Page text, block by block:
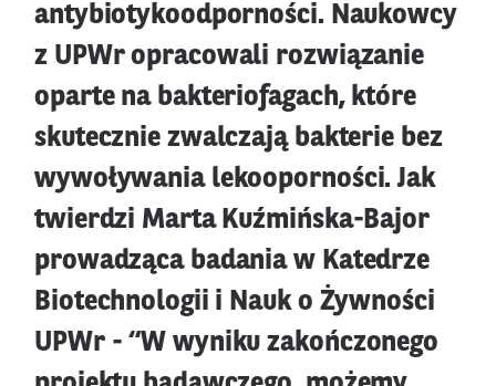
antybiotykoodporności. Naukowcy
z UPWr opracowali rozwiązanie
oparte na bakteriofagach, które
skutecznie zwalczają bakterie bez
wywoływania lekooporności. Jak
twierdzi Marta Kuźmińska-Bajor
prowadząca badania w Katedrze
Biotechnologii i Nauk o Żywności
UPWr - “W wyniku zakończonego